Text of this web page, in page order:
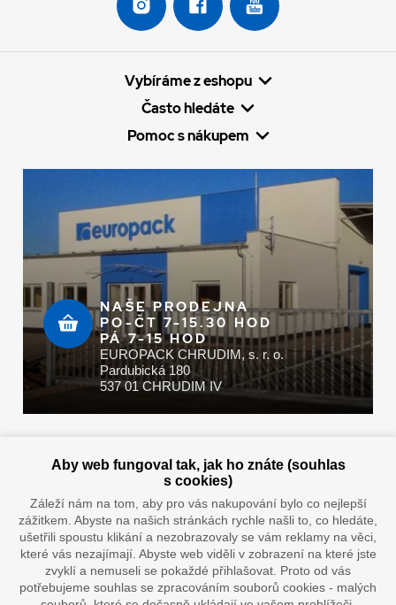
Vybíráme z eshopu
Často hledáte
Pomoc s nákupem
NAŠE PRODEJNA
PO-ČT 7-15.30 HOD
PÁ 7-15 HOD
EUROPACK CHRUDIM, s. r. o.
Pardubická 180
537 01 CHRUDIM IV
Doprava vaším oblíbeným dopravcem
Aby web fungoval tak, jak ho znáte (souhlas
s cookies)
Záleží nám na tom, aby pro vás nakupování bylo co nejlepší
zážitkem. Abyste na našich stránkách rychle našli to, co hledáte,
ušetřili spoustu klikání a nezobrazovaly se vám reklamy na věci,
které vás nezajímají. Abyste web viděli v zobrazení na které jste
zvyklí a nemuseli se pokaždé přihlašovat. Proto od vás
potřebujeme souhlas se zpracováním souborů cookies - malých